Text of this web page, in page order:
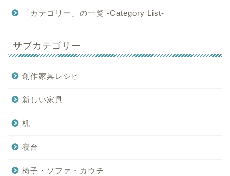
「カテゴリー」の一覧 -Category List-
サブカテゴリー
創作家具レシピ
新しい家具
机
寝台
椅子・ソファ・カウチ